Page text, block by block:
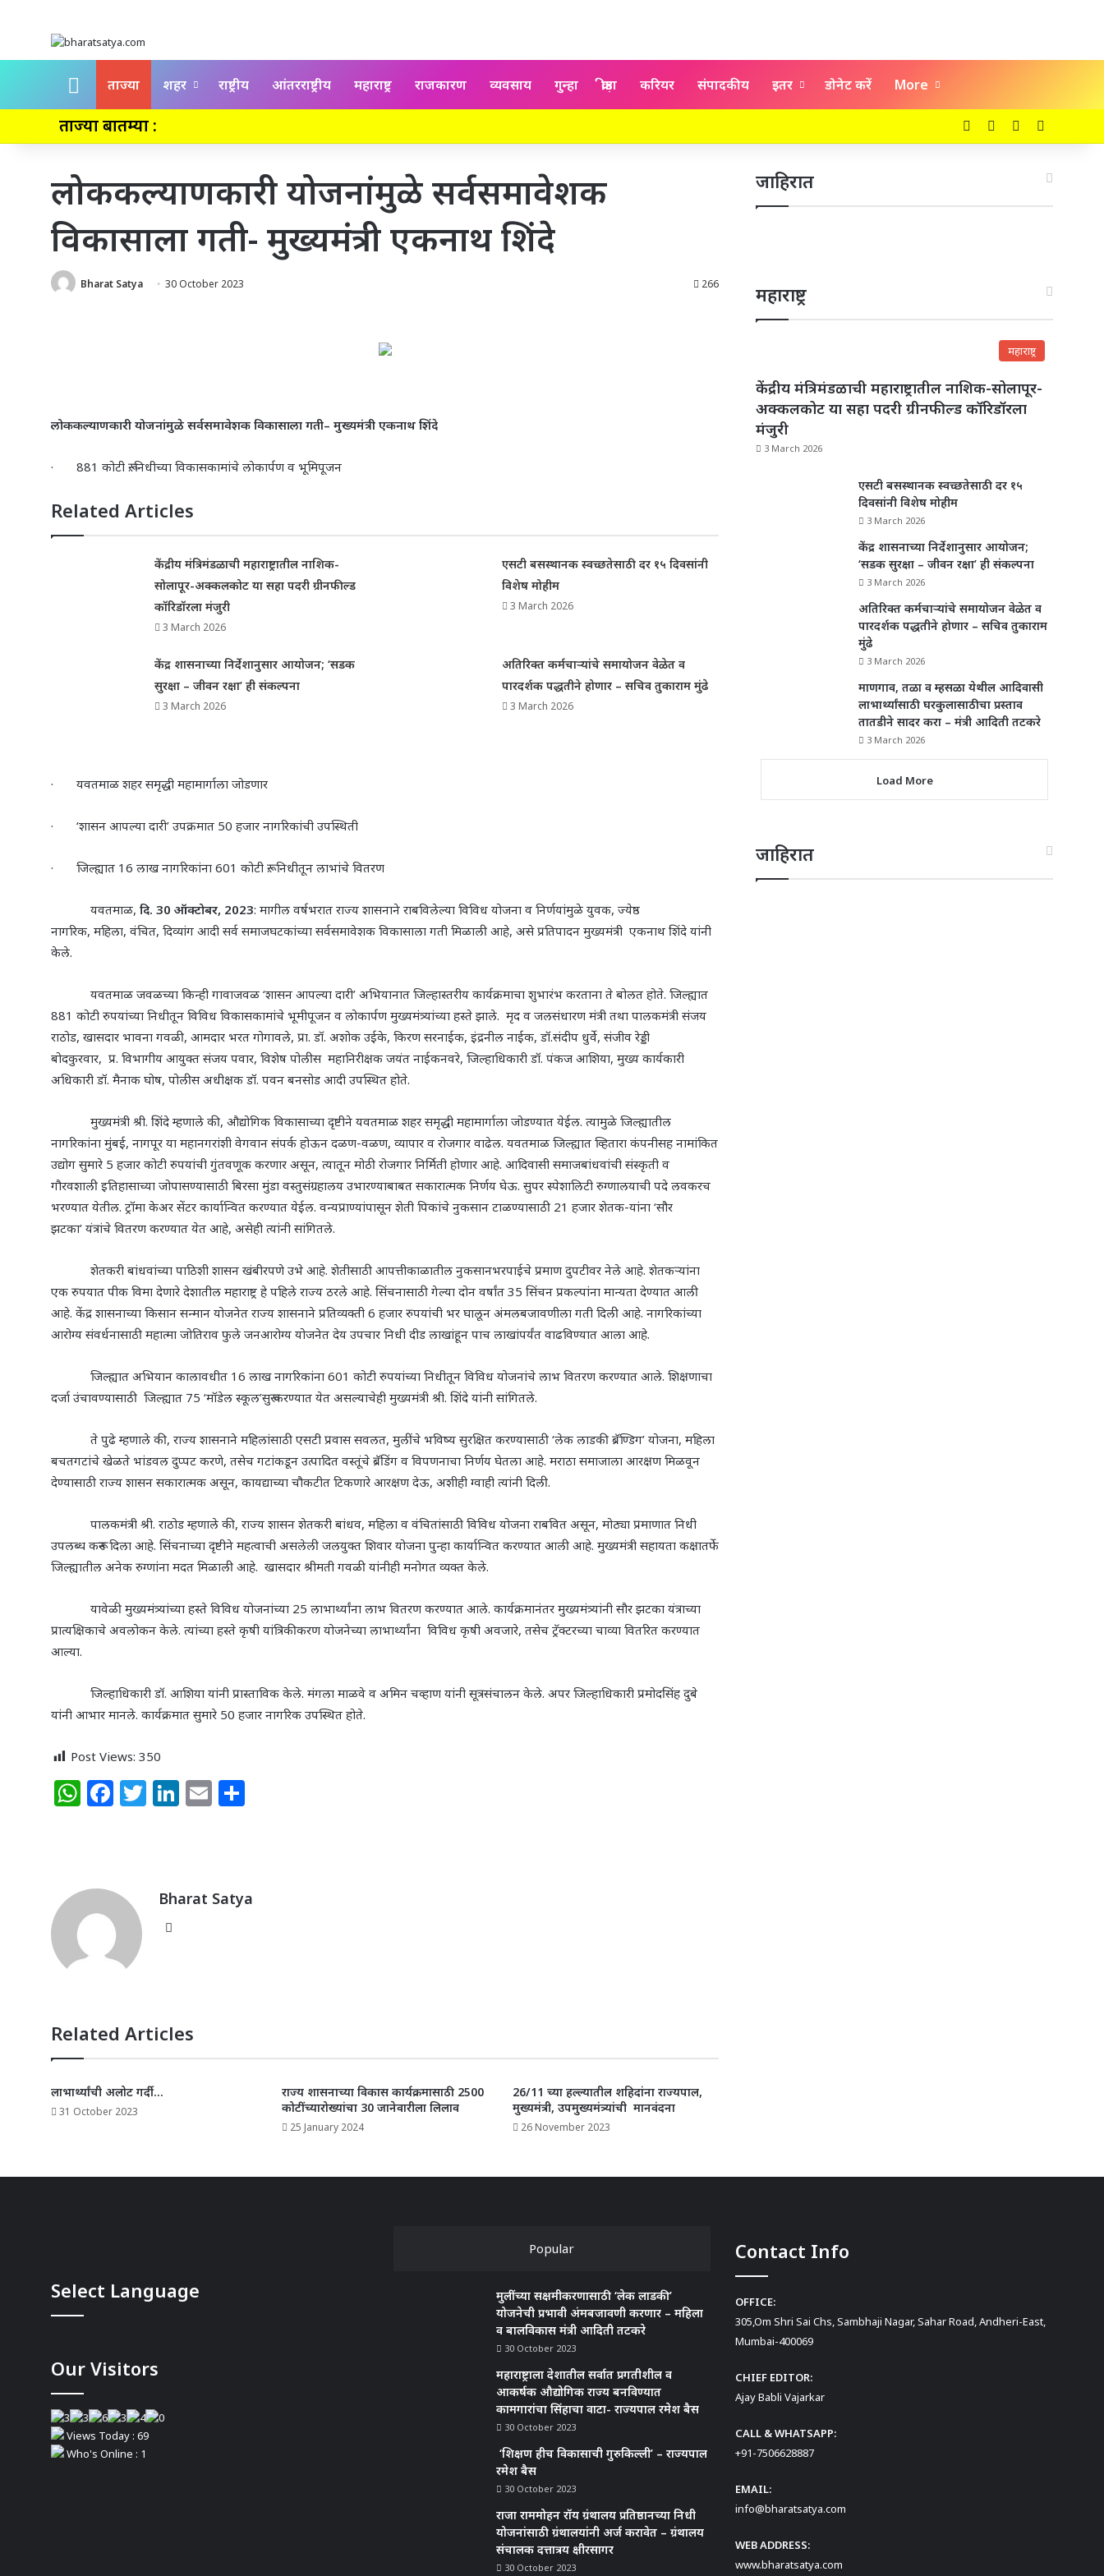
Homeताज्या शहर राष्ट्रीय आंतरराष्ट्रीय महाराष्ट्र राजकारण व्यवसाय गुन्हा क्रीड़ा करियर संपादकीय इतर डोनेट करें More
ताज्या बातम्या : Facebook YouTube
लोककल्याणकारी योजनांमुळे सर्वसमावेशक
विकासाला गती- मुख्यमंत्री एकनाथ शिंदे
Bharat Satya 30 October 2023 266
लोककल्याणकारी योजनांमुळे सर्वसमावेशक विकासाला गती– मुख्यमंत्री एकनाथ शिंदे
· 881 कोटी रू. निधीच्या विकासकामांचे लोकार्पण व भूमिपूजन
Related Articles
केंद्रीय मंत्रिमंडळाची महाराष्ट्रातील नाशिक-
सोलापूर-अक्कलकोट या सहा पदरी ग्रीनफील्ड
कॉरिडॉरला मंजुरी
3 March 2026
एसटी बसस्थानक स्वच्छतेसाठी दर १५ दिवसांनी
विशेष मोहीम
3 March 2026
केंद्र शासनाच्या निर्देशानुसार आयोजन; ‘सडक
सुरक्षा – जीवन रक्षा’ ही संकल्पना
3 March 2026
अतिरिक्त कर्मचाऱ्यांचे समायोजन वेळेत व
पारदर्शक पद्धतीने होणार – सचिव तुकाराम मुंढे
3 March 2026
· यवतमाळ शहर समृद्धी महामार्गाला जोडणार
· ‘शासन आपल्या दारी’ उपक्रमात 50 हजार नागरिकांची उपस्थिती
· जिल्ह्यात 16 लाख नागरिकांना 601 कोटी रू. निधीतून लाभांचे वितरण
यवतमाळ, दि. 30 ऑक्टोबर, 2023: मागील वर्षभरात राज्य शासनाने राबविलेल्या विविध योजना व निर्णयांमुळे युवक, ज्येष्ठ
नागरिक, महिला, वंचित, दिव्यांग आदी सर्व समाजघटकांच्या सर्वसमावेशक विकासाला गती मिळाली आहे, असे प्रतिपादन मुख्यमंत्री एकनाथ शिंदे यांनी
केले.
यवतमाळ जवळच्या किन्ही गावाजवळ ‘शासन आपल्या दारी’ अभियानात जिल्हास्तरीय कार्यक्रमाचा शुभारंभ करताना ते बोलत होते. जिल्ह्यात
881 कोटी रुपयांच्या निधीतून विविध विकासकामांचे भूमीपूजन व लोकार्पण मुख्यमंत्र्यांच्या हस्ते झाले. मृद व जलसंधारण मंत्री तथा पालकमंत्री संजय
राठोड, खासदार भावना गवळी, आमदार भरत गोगावले, प्रा. डॉ. अशोक उईके, किरण सरनाईक, इंद्रनील नाईक, डॉ.संदीप धुर्वे, संजीव रेड्डी
बोदकुरवार, प्र. विभागीय आयुक्त संजय पवार, विशेष पोलीस महानिरीक्षक जयंत नाईकनवरे, जिल्हाधिकारी डॉ. पंकज आशिया, मुख्य कार्यकारी
अधिकारी डॉ. मैनाक घोष, पोलीस अधीक्षक डॉ. पवन बनसोड आदी उपस्थित होते.
मुख्यमंत्री श्री. शिंदे म्हणाले की, औद्योगिक विकासाच्या दृष्टीने यवतमाळ शहर समृद्धी महामार्गाला जोडण्यात येईल. त्यामुळे जिल्ह्यातील
नागरिकांना मुंबई, नागपूर या महानगरांशी वेगवान संपर्क होऊन दळण-वळण, व्यापार व रोजगार वाढेल. यवतमाळ जिल्ह्यात व्हितारा कंपनीसह नामांकित
उद्योग सुमारे 5 हजार कोटी रुपयांची गुंतवणूक करणार असून, त्यातून मोठी रोजगार निर्मिती होणार आहे. आदिवासी समाजबांधवांची संस्कृती व
गौरवशाली इतिहासाच्या जोपासण्यासाठी बिरसा मुंडा वस्तुसंग्रहालय उभारण्याबाबत सकारात्मक निर्णय घेऊ. सुपर स्पेशालिटी रुग्णालयाची पदे लवकरच
भरण्यात येतील. ट्रॉमा केअर सेंटर कार्यान्वित करण्यात येईल. वन्यप्राण्यांपासून शेती पिकांचे नुकसान टाळण्यासाठी 21 हजार शेतक-यांना ‘सौर
झटका’ यंत्रांचे वितरण करण्यात येत आहे, असेही त्यांनी सांगितले.
शेतकरी बांधवांच्या पाठिशी शासन खंबीरपणे उभे आहे. शेतीसाठी आपत्तीकाळातील नुकसानभरपाईचे प्रमाण दुपटीवर नेले आहे. शेतकऱ्यांना
एक रुपयात पीक विमा देणारे देशातील महाराष्ट्र हे पहिले राज्य ठरले आहे. सिंचनासाठी गेल्या दोन वर्षांत 35 सिंचन प्रकल्पांना मान्यता देण्यात आली
आहे. केंद्र शासनाच्या किसान सन्मान योजनेत राज्य शासनाने प्रतिव्यक्ती 6 हजार रुपयांची भर घालून अंमलबजावणीला गती दिली आहे. नागरिकांच्या
आरोग्य संवर्धनासाठी महात्मा जोतिराव फुले जनआरोग्य योजनेत देय उपचार निधी दीड लाखांहून पाच लाखांपर्यंत वाढविण्यात आला आहे.
जिल्ह्यात अभियान कालावधीत 16 लाख नागरिकांना 601 कोटी रुपयांच्या निधीतून विविध योजनांचे लाभ वितरण करण्यात आले. शिक्षणाचा
दर्जा उंचावण्यासाठी जिल्ह्यात 75 ‘मॉडेल स्कूल’सुरू करण्यात येत असल्याचेही मुख्यमंत्री श्री. शिंदे यांनी सांगितले.
ते पुढे म्हणाले की, राज्य शासनाने महिलांसाठी एसटी प्रवास सवलत, मुलींचे भविष्य सुरक्षित करण्यासाठी ‘लेक लाडकी ब्रॅण्डिग’ योजना, महिला
बचतगटांचे खेळते भांडवल दुप्पट करणे, तसेच गटांकडून उत्पादित वस्तूंचे ब्रॅडिंग व विपणनाचा निर्णय घेतला आहे. मराठा समाजाला आरक्षण मिळवून
देण्यासाठी राज्य शासन सकारात्मक असून, कायद्याच्या चौकटीत टिकणारे आरक्षण देऊ, अशीही ग्वाही त्यांनी दिली.
पालकमंत्री श्री. राठोड म्हणाले की, राज्य शासन शेतकरी बांधव, महिला व वंचितांसाठी विविध योजना राबवित असून, मोठ्या प्रमाणात निधी
उपलब्ध करून दिला आहे. सिंचनाच्या दृष्टीने महत्वाची असलेली जलयुक्त शिवार योजना पुन्हा कार्यान्वित करण्यात आली आहे. मुख्यमंत्री सहायता कक्षातर्फे
जिल्ह्यातील अनेक रुग्णांना मदत मिळाली आहे. खासदार श्रीमती गवळी यांनीही मनोगत व्यक्त केले.
यावेळी मुख्यमंत्र्यांच्या हस्ते विविध योजनांच्या 25 लाभार्थ्यांना लाभ वितरण करण्यात आले. कार्यक्रमानंतर मुख्यमंत्र्यांनी सौर झटका यंत्राच्या
प्रात्यक्षिकाचे अवलोकन केले. त्यांच्या हस्ते कृषी यांत्रिकीकरण योजनेच्या लाभार्थ्यांना विविध कृषी अवजारे, तसेच ट्रॅक्टरच्या चाव्या वितरित करण्यात
आल्या.
जिल्हाधिकारी डॉ. आशिया यांनी प्रास्ताविक केले. मंगला माळवे व अमिन चव्हाण यांनी सूत्रसंचालन केले. अपर जिल्हाधिकारी प्रमोदसिंह दुबे
यांनी आभार मानले. कार्यक्रमात सुमारे 50 हजार नागरिक उपस्थित होते.
Post Views: 350
W
A
p
p
F
b
o
o
k
T Li
dI
E
Bharat Satya
Related Articles
लाभार्थ्यांची अलोट गर्दी…
31 October 2023
राज्य शासनाच्या विकास कार्यक्रमासाठी 2500
कोटींच्यारोख्यांचा 30 जानेवारीला लिलाव
25 January 2024
26/11 च्या हल्ल्यातील शहिदांना राज्यपाल,
मुख्यमंत्री, उपमुख्यमंत्र्यांची मानवंदना
26 November 2023
जाहिरात
महाराष्ट्र
महाराष्ट्र
केंद्रीय मंत्रिमंडळाची महाराष्ट्रातील नाशिक-सोलापूर-
अक्कलकोट या सहा पदरी ग्रीनफील्ड कॉरिडॉरला
मंजुरी
3 March 2026
एसटी बसस्थानक स्वच्छतेसाठी दर १५
दिवसांनी विशेष मोहीम
3 March 2026
केंद्र शासनाच्या निर्देशानुसार आयोजन;
‘सडक सुरक्षा – जीवन रक्षा’ ही संकल्पना
3 March 2026
अतिरिक्त कर्मचाऱ्यांचे समायोजन वेळेत व
पारदर्शक पद्धतीने होणार – सचिव तुकाराम
मुंढे
3 March 2026
माणगाव, तळा व म्हसळा येथील आदिवासी
लाभार्थ्यांसाठी घरकुलासाठीचा प्रस्ताव
तातडीने सादर करा – मंत्री आदिती तटकरे
3 March 2026
Load More
जाहिरात
Select Language
Our Visitors
Views Today : 69
Who's Online : 1
Popular
मुलींच्या सक्षमीकरणासाठी ‘लेक लाडकी’
योजनेची प्रभावी अंमबजावणी करणार – महिला
व बालविकास मंत्री आदिती तटकरे
30 October 2023
महाराष्ट्राला देशातील सर्वात प्रगतीशील व
आकर्षक औद्योगिक राज्य बनविण्यात
कामगारांचा सिंहाचा वाटा- राज्यपाल रमेश बैस
30 October 2023
‘शिक्षण हीच विकासाची गुरुकिल्ली’ – राज्यपाल
रमेश बैस
30 October 2023
राजा राममोहन रॉय ग्रंथालय प्रतिष्ठानच्या निधी
योजनांसाठी ग्रंथालयांनी अर्ज करावेत – ग्रंथालय
संचालक दत्तात्रय क्षीरसागर
30 October 2023
Contact Info
OFFICE:
305,Om Shri Sai Chs, Sambhaji Nagar, Sahar Road, Andheri-East,
Mumbai-400069
CHIEF EDITOR:
Ajay Babli Vajarkar
CALL & WHATSAPP:
+91-7506628887
EMAIL:
info@bharatsatya.com
WEB ADDRESS:
www.bharatsatya.com